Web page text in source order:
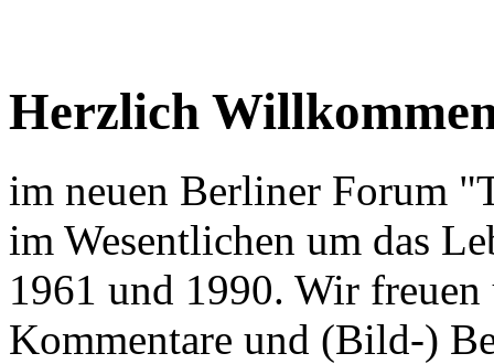
Herzlich
im neuen Berliner Forum
im Wesentlichen um das
1961 und 1990. Wir freuen
Kommentare und (Bild-)